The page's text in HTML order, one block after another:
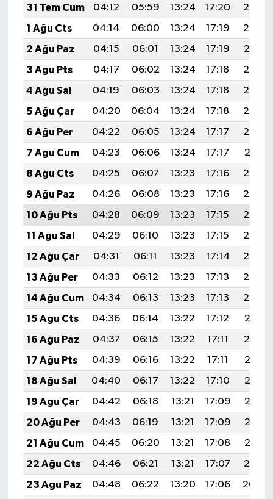
31 Tem Cum
04:12 05:59 13:24 17:20
20:39
1 Ağu Cts
04:14 06:00 13:24 17:19
20:38
2 Ağu Paz
04:15 06:01 13:24 17:19
20:37
3 Ağu Pts
04:17 06:02 13:24 17:18
20:36
4 Ağu Sal
04:19 06:03 13:24 17:18
20:35
5 Ağu Çar
04:20 06:04 13:24 17:18
20:34
6 Ağu Per
04:22 06:05 13:24 17:17
20:32
7 Ağu Cum
04:23 06:06 13:24 17:17
20:31
8 Ağu Cts
04:25 06:07 13:23 17:16
20:30
9 Ağu Paz
04:26 06:08 13:23 17:16
20:29
10 Ağu Pts
04:28 06:09 13:23 17:15
20:27
11 Ağu Sal
04:29 06:10 13:23 17:15
20:26
12 Ağu Çar
04:31 06:11 13:23 17:14
20:25
13 Ağu Per
04:33 06:12 13:23 17:13
20:23
14 Ağu Cum
04:34 06:13 13:23 17:13
20:22
15 Ağu Cts
04:36 06:14 13:22 17:12
20:21
16 Ağu Paz
04:37 06:15 13:22 17:11
20:19
17 Ağu Pts
04:39 06:16 13:22 17:11
20:18
18 Ağu Sal
04:40 06:17 13:22 17:10
20:16
19 Ağu Çar
04:42 06:18 13:21 17:09
20:15
20 Ağu Per
04:43 06:19 13:21 17:09
20:13
21 Ağu Cum
04:45 06:20 13:21 17:08
20:12
22 Ağu Cts
04:46 06:21 13:21 17:07
20:10
23 Ağu Paz
04:48 06:22 13:20 17:06
20:09